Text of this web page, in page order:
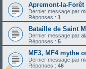
Apremont-la-Forêt
Dernier message par
Réponses : 1
Bataille de Saint
Dernier message par
Réponses : 5
MF3, MF4 mythe
Dernier message par
Réponses : 46